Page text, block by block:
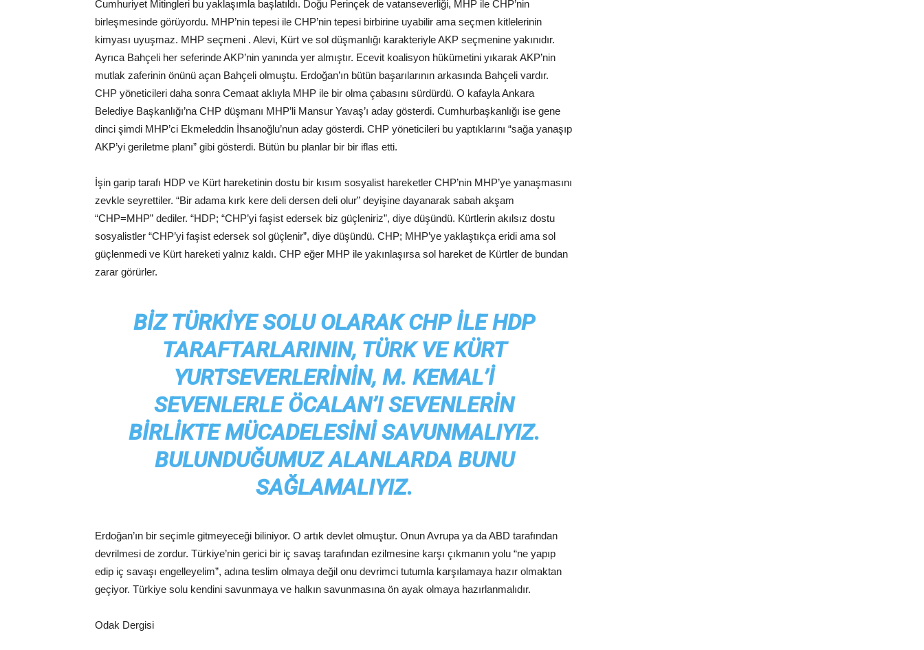
Cumhuriyet Mitingleri bu yaklaşımla başlatıldı. Doğu Perinçek de vatanseverliği, MHP ile CHP’nin
birleşmesinde görüyordu. MHP’nin tepesi ile CHP’nin tepesi birbirine uyabilir ama seçmen kitlelerinin
kimyası uyuşmaz. MHP seçmeni . Alevi, Kürt ve sol düşmanlığı karakteriyle AKP seçmenine yakınıdır.
Ayrıca Bahçeli her seferinde AKP’nin yanında yer almıştır. Ecevit koalisyon hükümetini yıkarak AKP’nin
mutlak zaferinin önünü açan Bahçeli olmuştu. Erdoğan’ın bütün başarılarının arkasında Bahçeli vardır.
CHP yöneticileri daha sonra Cemaat aklıyla MHP ile bir olma çabasını sürdürdü. O kafayla Ankara
Belediye Başkanlığı’na CHP düşmanı MHP’li Mansur Yavaş’ı aday gösterdi. Cumhurbaşkanlığı ise gene
dinci şimdi MHP’ci Ekmeleddin İhsanoğlu’nun aday gösterdi. CHP yöneticileri bu yaptıklarını “sağa yanaşıp
AKP’yi geriletme planı” gibi gösterdi. Bütün bu planlar bir bir iflas etti.
İşin garip tarafı HDP ve Kürt hareketinin dostu bir kısım sosyalist hareketler CHP’nin MHP’ye yanaşmasını
zevkle seyrettiler. “Bir adama kırk kere deli dersen deli olur” deyişine dayanarak sabah akşam
“CHP=MHP” dediler. “HDP; “CHP’yi faşist edersek biz güçleniriz”, diye düşündü. Kürtlerin akılsız dostu
sosyalistler “CHP’yi faşist edersek sol güçlenir”, diye düşündü. CHP; MHP’ye yaklaştıkça eridi ama sol
güçlenmedi ve Kürt hareketi yalnız kaldı. CHP eğer MHP ile yakınlaşırsa sol hareket de Kürtler de bundan
zarar görürler.
BIZ TÜRKIYE SOLU OLARAK CHP ILE HDP
TARAFTARLARININ, TÜRK VE KÜRT
YURTSEVERLERININ, M. KEMAL’I
SEVENLERLE ÖCALAN’I SEVENLERIN
BIRLIKTE MÜCADELESINI SAVUNMALIYIZ.
BULUNDUĞUMUZ ALANLARDA BUNU
SAĞLAMALIYIZ.
Erdoğan’ın bir seçimle gitmeyeceği biliniyor. O artık devlet olmuştur. Onun Avrupa ya da ABD tarafından
devrilmesi de zordur. Türkiye’nin gerici bir iç savaş tarafından ezilmesine karşı çıkmanın yolu “ne yapıp
edip iç savaşı engelleyelim”, adına teslim olmaya değil onu devrimci tutumla karşılamaya hazır olmaktan
geçiyor. Türkiye solu kendini savunmaya ve halkın savunmasına ön ayak olmaya hazırlanmalıdır.
Odak Dergisi